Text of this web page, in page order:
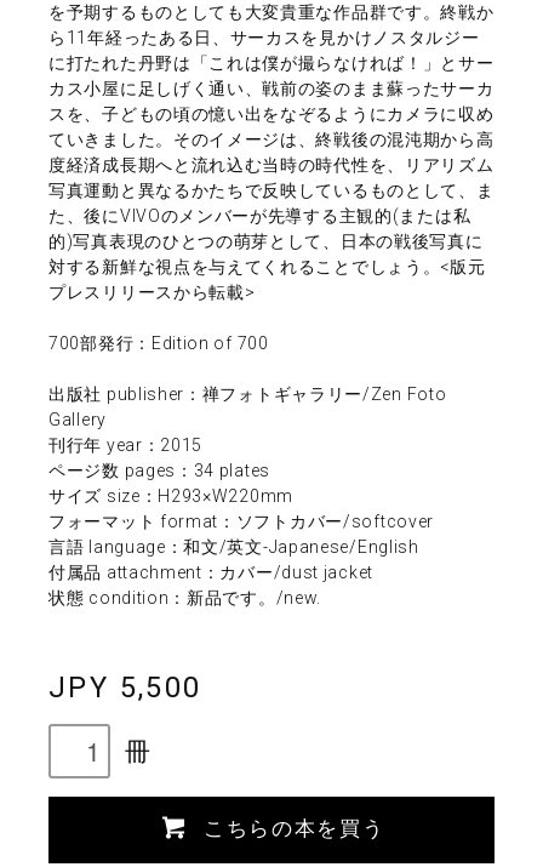
を予期するものとしても大変貴重な作品群です。終戦か
ら11年経ったある日、サーカスを見かけノスタルジー
に打たれた丹野は「これは僕が撮らなければ！」とサー
カス小屋に足しげく通い、戦前の姿のまま蘇ったサーカ
スを、子どもの頃の憶い出をなぞるようにカメラに収め
ていきました。そのイメージは、終戦後の混沌期から高
度経済成長期へと流れ込む当時の時代性を、リアリズム
写真運動と異なるかたちで反映しているものとして、ま
た、後にVIVOのメンバーが先導する主観的(または私
的)写真表現のひとつの萌芽として、日本の戦後写真に
対する新鮮な視点を与えてくれることでしょう。<版元
プレスリリースから転載>
700部発行：Edition of 700
出版社 publisher：禅フォトギャラリー/Zen Foto
Gallery
刊行年 year：2015
ページ数 pages：34 plates
サイズ size：H293×W220mm
フォーマット format：ソフトカバー/softcover
言語 language：和文/英文-Japanese/English
付属品 attachment：カバー/dust jacket
状態 condition：新品です。/new.
JPY 5,500
冊
こちらの本を買う